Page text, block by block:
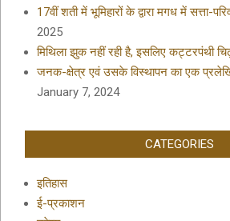
17वीं शती में भूमिहारों के द्वारा मगध में सत्ता-
2025
मिथिला झुक नहीं रही है, इसलिए कट्टरपंथी
जनक-क्षेत्र एवं उसके विस्थापन का एक
January 7, 2024
CATEGORIES
इतिहास
ई-प्रकाशन